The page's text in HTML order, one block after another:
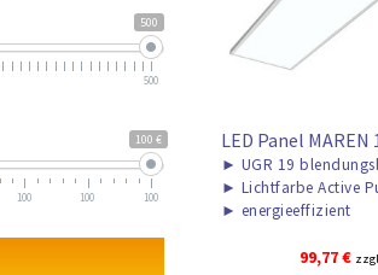
LED Panel MAREN
► UGR 19
► Lichtfarbe Active
► energieeffizient
99,77€
500
500
100 €
100 100 100